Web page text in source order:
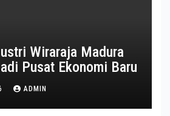
Wiraraja Madura
Pusat Ekonomi Baru
ADMIN